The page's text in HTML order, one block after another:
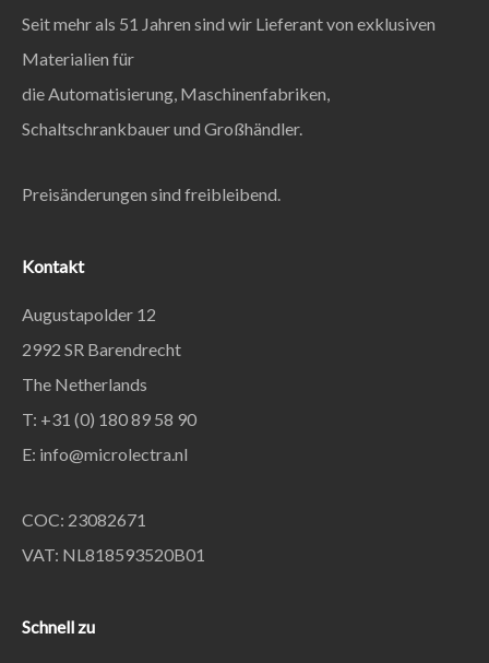
Seit mehr als 51 Jahren sind wir Lieferant von exklusiven
Materialien für
die Automatisierung, Maschinenfabriken,
Schaltschrankbauer und Großhändler.
Preisänderungen sind freibleibend.
Kontakt
Augustapolder 12
2992 SR Barendrecht
The Netherlands
T: +31 (0) 180 89 58 90
E: info@microlectra.nl
COC: 23082671
VAT: NL818593520B01
Schnell zu